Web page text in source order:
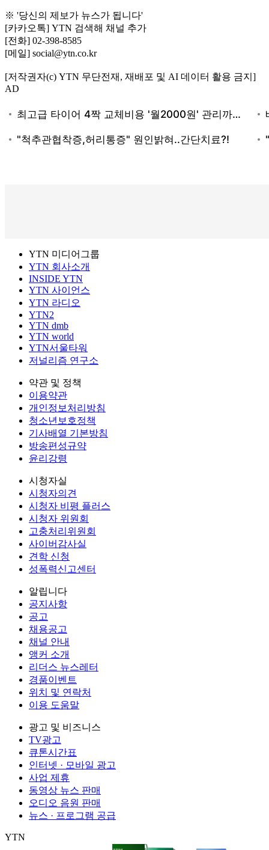
※ '당신의 제보가 뉴스가 됩니다'
[카카오톡] YTN 검색해 채널 추가
[전화] 02-398-8585
[메일] social@ytn.co.kr
[저작권자(c) YTN 무단전재, 재배포 및 AI 데이터 활용 금지]
AD
YTN 미디어그룹
YTN 회사소개
INSIDE YTN
YTN 사이언스
YTN 라디오
YTN2
YTN dmb
YTN world
YTN서울타워
저널리즘 연구소
약관 및 정책
이용약관
개인정보처리방침
청소년보호정책
기사배열 기본방침
방송편성규약
윤리강령
시청자실
시청자의견
시청자 비평 플러스
시청자 위원회
고충처리위원회
사이버감사실
견학 신청
성폭력신고센터
알립니다
공지사항
공고
채용공고
채널 안내
앵커 소개
리더스 뉴스레터
경품이벤트
위치 및 연락처
이용 도움말
광고 및 비즈니스
TV광고
큐톤시간표
인터넷 · 모바일 광고
사업 제휴
동영상 뉴스 판매
오디오 음원 판매
뉴스 · 프로그램 공급
YTN